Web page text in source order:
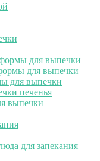
для выпечки
для выпечки
для выпечки
печенья
выпечки
для запекания